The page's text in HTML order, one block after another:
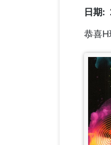
日期
恭喜